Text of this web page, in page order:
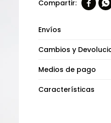
 
Envíos
Cambios y
Medios de pago
Características